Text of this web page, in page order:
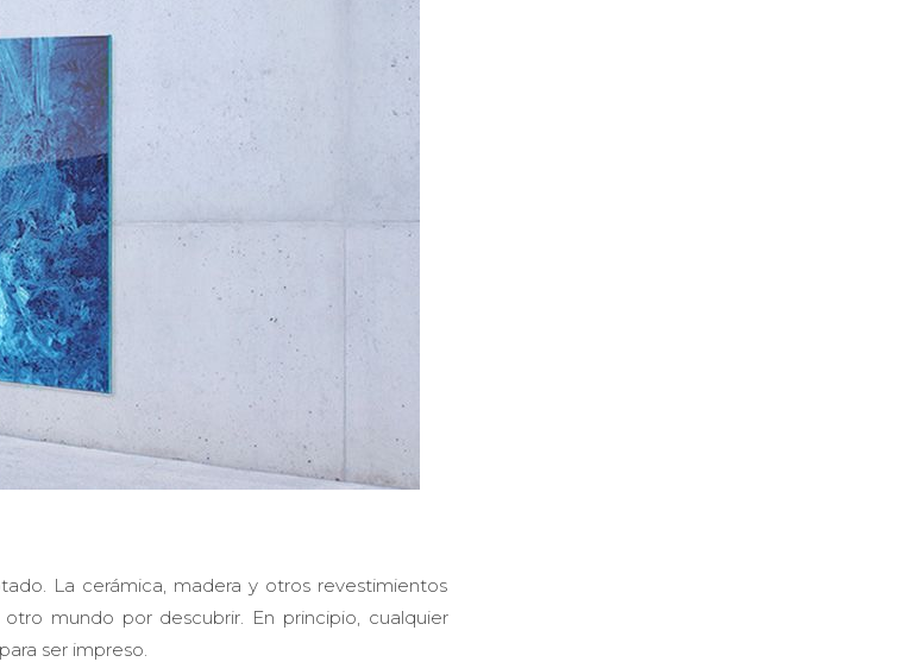
La cerámica, madera y otros revestimientos
mundo por descubrir. En principio, cualquier
ser impreso.